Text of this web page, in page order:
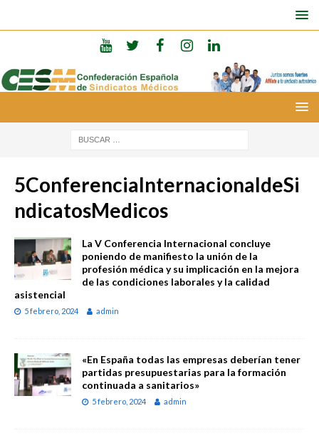
5ConferenciaInternacionaldeSi
ndicatosMedicos
La V Conferencia Internacional concluye
poniendo de manifiesto la unión de la
profesión médica y su implicación en la mejora
de las condiciones laborales y la calidad
asistencial
5 febrero, 2024 admin
«En España todas las empresas deberían tener
partidas presupuestarias para la formación
continuada a sanitarios»
5 febrero, 2024 admin